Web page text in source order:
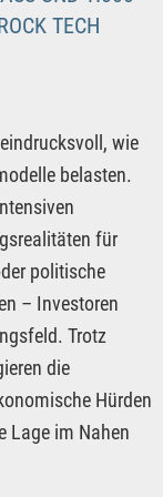
TECH
wie
belasten.
für
politische
– Investoren
Trotz
die
Hürden
Lage im Nahen